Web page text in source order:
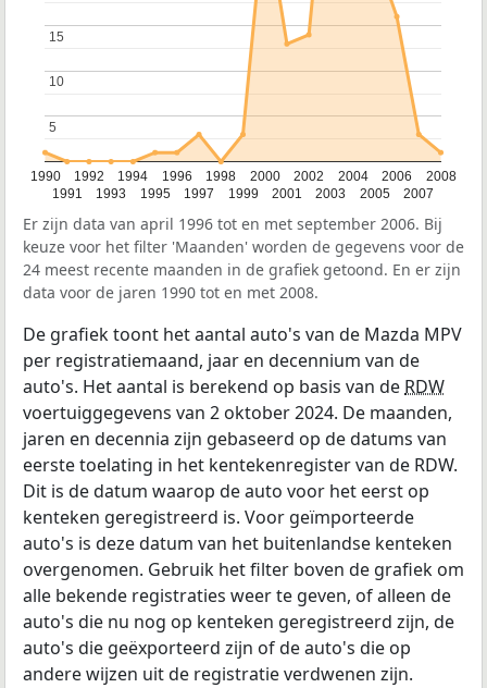
1990
1991
1992
1993
1994
1995
1996
1997
1998
1999
2000
2001
2002
2003
2004
2005
2006
2007
2008
5
5
10
10
15
15
Er zijn data van april 1996 tot en met september 2006. Bij
keuze voor het filter 'Maanden' worden de gegevens voor de
24 meest recente maanden in de grafiek getoond. En er zijn
data voor de jaren 1990 tot en met 2008.
De grafiek toont het aantal auto's van de Mazda MPV
per registratiemaand, jaar en decennium van de
auto's. Het aantal is berekend op basis van de RDW
voertuiggegevens van 2 oktober 2024. De maanden,
jaren en decennia zijn gebaseerd op de datums van
eerste toelating in het kentekenregister van de RDW.
Dit is de datum waarop de auto voor het eerst op
kenteken geregistreerd is. Voor geïmporteerde
auto's is deze datum van het buitenlandse kenteken
overgenomen. Gebruik het filter boven de grafiek om
alle bekende registraties weer te geven, of alleen de
auto's die nu nog op kenteken geregistreerd zijn, de
auto's die geëxporteerd zijn of de auto's die op
andere wijzen uit de registratie verdwenen zijn.